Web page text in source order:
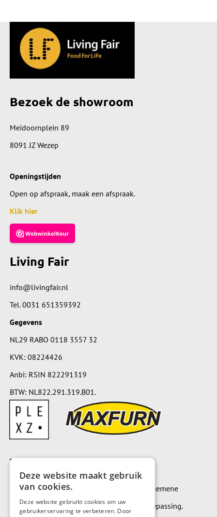
Bezoek de showroom
Meidoornplein 89
8091 JZ Wezep
Openingstijden
Open op afspraak, maak een afspraak.
Klik hier
Living Fair
info@livingfair.nl
Tel.0031 651359392
Gegevens
NL29 RABO 0118 3557 32
KVK: 08224426
Anbi: RSIN 822291319
BTW: NL822.291.319.B01.
Voorwaarden
Op alle leveringen en diensten zijn onze algemene
leverings- en betalingsvoorwaarden van toepassing.
Deze website maakt gebruik
van cookies.
Deze website gebruikt cookies om uw
gebruikerservaring te verbeteren. Door